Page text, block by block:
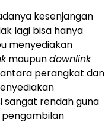
kesenjangan
lagi bisa hanya
menyediakan
maupundownlink
perangkat dan
sangat rendah guna